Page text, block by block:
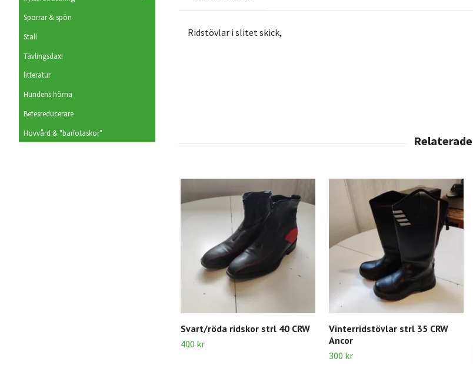
Sporrar & spön
Stall
Tävlingsdax!
litteratur
Hundens hörna
Betesreducerare
Hovvård & "barfotaskor"
Ridstövlar i slitet skick,
Svart/röda ridskor strl 40 CRW
400 kr
Vinterridstövlar strl 35 CRW
Ancor
300 kr